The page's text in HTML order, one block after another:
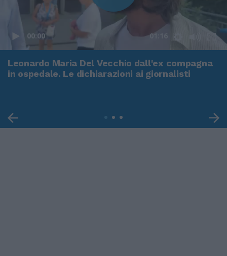
00:00 01:16
Leonardo Maria Del Vecchio dall'ex compagna
in ospedale. Le dichiarazioni ai giornalisti